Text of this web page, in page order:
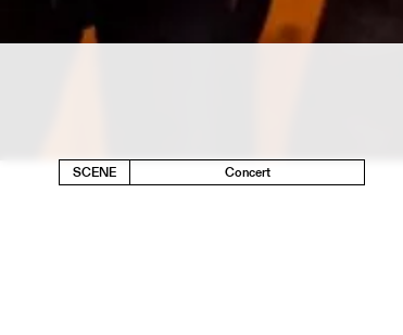
SCENE Concert